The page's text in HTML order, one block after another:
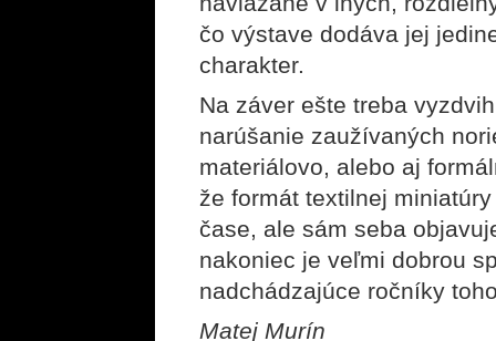
čo výstave dodáva jej
charakter.
Na záver ešte treba
narúšanie zaužívaných
materiálovo, alebo aj
že formát textilnej
čase, ale sám seba
nakoniec je veľmi dobrou
nadchádzajúce ročníky
Matej Murín